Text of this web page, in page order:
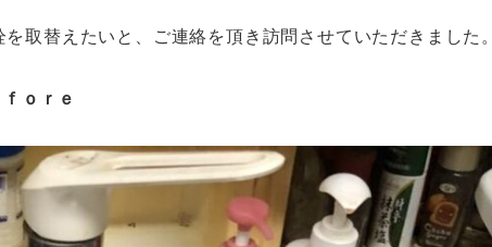
取替えたいと、ご連絡を頂き訪問させていただきました。
ｆｏｒｅ